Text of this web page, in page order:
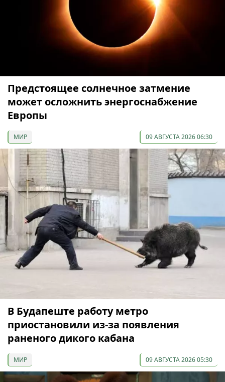
Предстоящее солнечное затмение
может осложнить энергоснабжение
Европы
МИР 09 АВГУСТА 2026 06:30
В Будапеште работу метро
приостановили из-за появления
раненого дикого кабана
МИР 09 АВГУСТА 2026 05:30